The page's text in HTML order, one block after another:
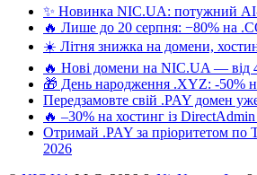
✨ Новинка NIC.UA: потужний AI-
🔥 Лише до 20 серпня: −80% на
☀️ Літня знижка на домени,
🔥 Нові домени на NIC.UA — від
🎁 День народження .XYZ: -50%
Передзамовте свій .PAY домен
🔥 –30% на хостинг із
Отримай .PAY за пріоритетом по
2026